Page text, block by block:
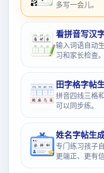
多写一会儿。
看拼音写汉
输入词语自动
习和家长检查。
田字格字帖
拼音四线三格
可以同步练。
姓名字帖生
专门练习孩子
更端正、更有信